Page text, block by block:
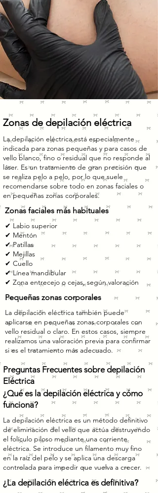
Zonas de depilación eléctrica
La depilación eléctrica está especialmente
indicada para zonas pequeñas y para casos de
vello blanco, fino o residual que no responde al
láser. Es un tratamiento de gran precisión que
se realiza pelo a pelo, por lo que suele
recomendarse sobre todo en zonas faciales o
en pequeñas zonas corporales.
Zonas faciales más habituales
✔ Labio superior
✔ Mentón
✔ Patillas
✔ Mejillas
✔ Cuello
✔ Línea mandibular
✔ Zona entrecejo o cejas, según valoración
Pequeñas zonas corporales
La depilación eléctrica también puede
aplicarse en pequeñas zonas corporales con
vello residual o claro. En estos casos, siempre
realizamos una valoración previa para confirmar
si es el tratamiento más adecuado.
Preguntas Frecuentes sobre depilación
Eléctrica
¿Qué es la depilación eléctrica y cómo
funciona?
La depilación eléctrica es un método definitivo
de eliminación del vello que actúa destruyendo
el folículo piloso mediante una corriente
eléctrica. Se introduce un filamento muy fino
en la raíz del pelo y se aplica una descarga
controlada para impedir que vuelva a crecer.
¿La depilación eléctrica es definitiva?